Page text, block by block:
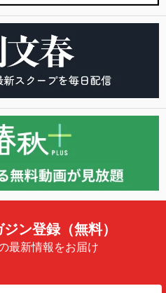
ン登録（無料）
最新情報をお届け